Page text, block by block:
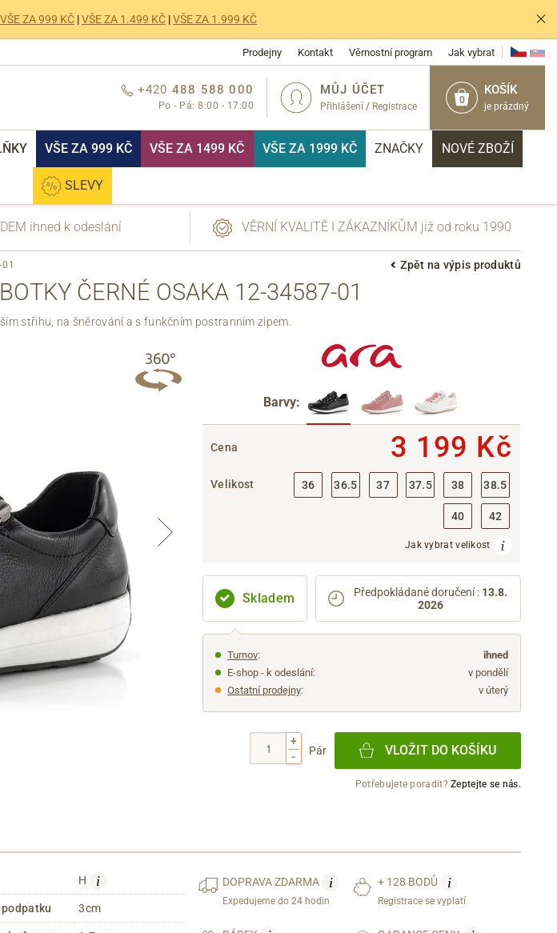
VŠE ZA 999 KČ |VŠE ZA 1.499 KČ |VŠE ZA 1.999 KČ
Prodejny Kontakt Věrnostní program Jak vybrat
0
KOŠÍK
je prázdný
MŮJ ÚČET
Přihlášení / Registrace
+420 488 588 000
Po - Pá: 8:00 - 17:00
VŠE ZA 999 KČ VŠE ZA 1499 KČ VŠE ZA 1999 KČ ZNAČKY NOVÉ ZBOŽÍ
SLEVY
Přes Google
ihned k odeslání VĚRNÍ KVALITĚ I ZÁKAZNÍKŮM již od roku 1990
Zpět na výpis produktů
ČERNÉ OSAKA 12-34587-01
střihu, na šněrování a s funkčním postranním zipem.
Barvy:
Cena 3 199 Kč
Velikost 36 36.5 37 37.5 38 38.5
40 42
Jak vybrat velikost
Skladem Předpokládané doručení : 13.8.
2026
Turnov:
ihned
E-shop - k odeslání:
v pondělí
Ostatní prodejny: v úterý
+
-
Pár VLOŽIT DO KOŠÍKU
Potřebujete poradit?Zeptejte se nás.
H i
3cm
DOPRAVAZDARMA i
Expedujeme do 24 hodin
+ 128 BODŮ i
Registrace se vyplatí